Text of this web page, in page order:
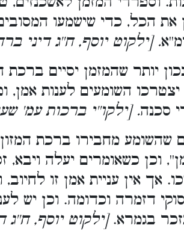
הכל, כדי שישמעו
. [ילקוט יוסף, ח''ג דיני
יותר שהמזמן יסיים
השומעים לענות אמן,
סכנה. [ילקו''י ברכות עמ'
שהשומע מחבירו ברכת
וכן כשאומרים יעלה ויבא,
אך אין עניית אמן זו לחיוב,
דזמרה וכדומה. וכן יש
בגמרא.[ילקוט יוסף, ח''ג